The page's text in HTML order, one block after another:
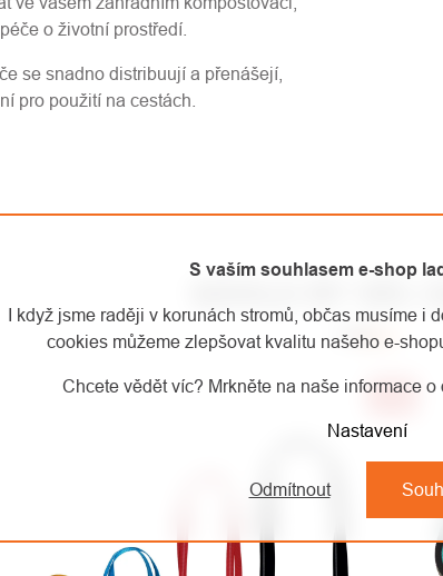
S vaším souhlasem e-shop
I když jsme raději v korunách stromů, občas musíme i
cookies můžeme zlepšovat kvalitu našeho e-
Chcete vědět víc? Mrkněte na naše informace
Nastavení
Odmítnout
o životní prostředí.
se snadno distribuují a přenášejí,
pro použití na cestách.
MOHLO BY VÁS
-16%